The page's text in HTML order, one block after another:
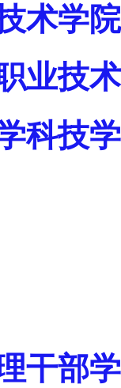
术学院
业技
科技
干部